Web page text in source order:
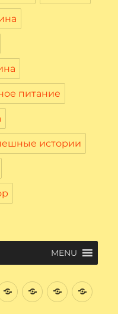
питание
истории
MENU
Начнем
поиск
Электронная
почта. редактор